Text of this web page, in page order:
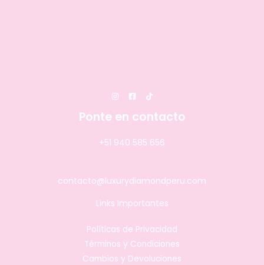
Ponte en contacto
+51 940 585 656
contacto@luxurydiamondperu.com
Links Importantes
Políticas de Privacidad
Términos y Condiciones
Cambios y Devoluciones